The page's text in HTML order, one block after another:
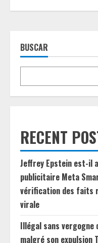
BUSCAR
RECENT
Jeffrey Epstein est-il
publicitaire Meta
vérification des faits
virale
Illégal sans
malgré son expulsion